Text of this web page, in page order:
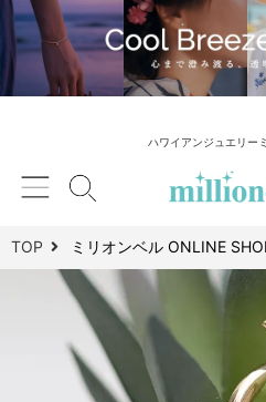
ハワイアンジュエリー
TOP ミリオンベル ONLINE